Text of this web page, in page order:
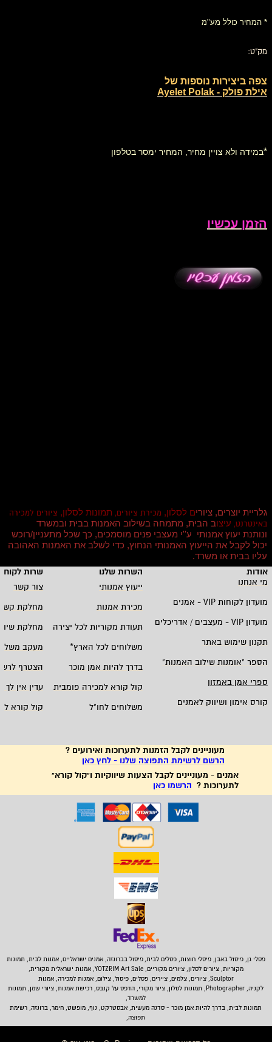
* המחיר כולל מע"מ
מק"ט:
צפה ביצירות נוספות של
אילת פולק - Ayelet Polak
*במידה ולא צויין מחיר, המחיר ימסר בטלפון
הזמן עכשיו
גלריית יוצרים, ציורים לסלון, מכירת ציורים, תמונות לסלון, ציורים למכירה
באינטרנט, עיצוב הבית, מתמחה בשילוב האמנות בבית ובמשרד
ונותנת יעוץ אמנותי ע''י מעצבי פנים מוסמכים, כך שכל מתעניין/רוכש
יכול לקבל את הייעוץ האמנותי הנחוץ, כדי לשלב את האמנות האהובה
עליו בבית או משרד.
פסלי גן, פיסול באבן, פיסלי חוצות, פסלים לבית,פיסול בברונזה, אמנים ישראליים, אמנות לבית, תמונות
מקוריות, ציורים לסלון, ציורים מקוריים, YOTZRIM Art Sale, אמנות ישראלית מקורית,
Sculptor, ציורים, צלמים, ציירים, פסלים, פיסול, צילום, אמנות למכירה, אמנות
לקניה, Photographer, תמונות לסלון, ציור מקורי, הדפס על קנבס, רכישת אמנות, ציורי שמן, תמונות
למשרד,
תמונות לבית, בדרך להיות אמן מוכר - סדנה מעשית, אבסטרקט, נוף, מופשט, חימר, ברונזה, רשימת
תפוצה,
אודות השרות שלנו
שרות
מי אנחנו
ייעוץ אמנותי
צור קשר
מועדון לקוחותVIP - אמנים מכירת אמנות
מחלקת
מועדון
מעצבים / אדריכלים תעודת מקוריות לכל יצירה
מחלקת
תקנון שימוש באתר
משלוחים לכל הארץ*
מעקב
הספר "אומנות שילוב האמנות" בדרך להיות אמן מוכר
הצטרף
ספרי אמן באמזון
קול קורא למכירה פומבית
עדין אין לך
קורס אימון ושיווק לאמנים
משלוחים לחו"ל קול קורא
מעוניינים לקבל הזמנות לתערוכות ואירועים ?
הרשם לרשימת התפוצה שלנו - לחץ כאן
אמנים - מעוניינים לקבל הצעות שיווקיות ו"קול קורא"
לתערוכות ? הרשמו כאן